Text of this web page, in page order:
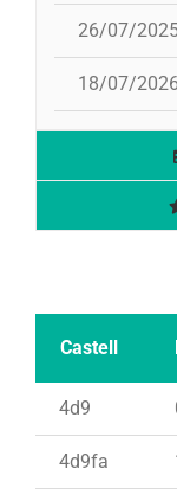
26/07/
18/07/2026
Castell
4d9
4d9fa